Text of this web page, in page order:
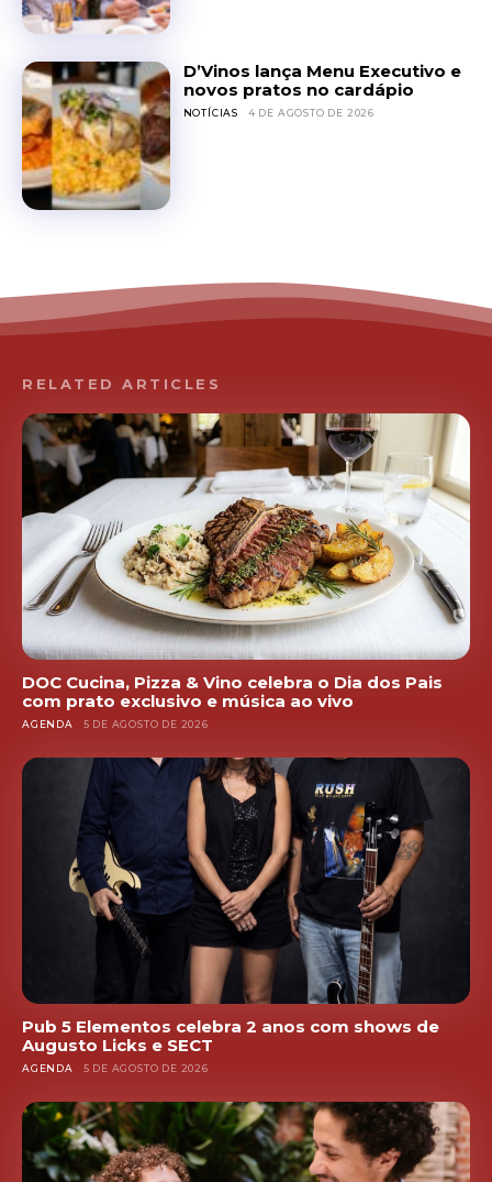
D’Vinos lança Menu Executivo e
novos pratos no cardápio
NOTÍCIAS 4 DE AGOSTO DE 2026
RELATED ARTICLES
DOC Cucina, Pizza & Vino celebra o Dia dos Pais
com prato exclusivo e música ao vivo
AGENDA 5 DE AGOSTO DE 2026
Pub 5 Elementos celebra 2 anos com shows de
Augusto Licks e SECT
AGENDA 5 DE AGOSTO DE 2026